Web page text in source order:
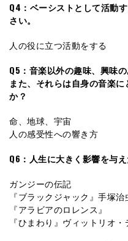
Q4：ベーシストとして活動
さい。
人の役に立つ活動をする
Q5：音楽以外の趣味、興味
また、それらは自身の音楽
か？
命、地球、宇宙
人の感受性への響き方
Q6：人生に大きく影響を与
ガンジーの伝記
『ブラックジャック』手塚治
『アラビアのロレンス』
『ひまわり』ヴィットリオ